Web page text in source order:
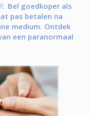
Bel goedkoper als
pas betalen na
medium. Ontdek
een paranormaal